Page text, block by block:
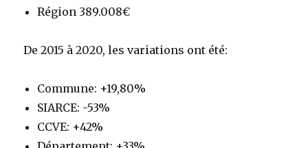
Région 389.008€
De 2015 à 2020, les variations ont été:
Commune: +19,80%
SIARCE: -53%
CCVE: +42%